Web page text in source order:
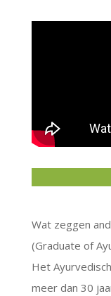
Wat zeggen
(Graduate of
Het
meer dan 30